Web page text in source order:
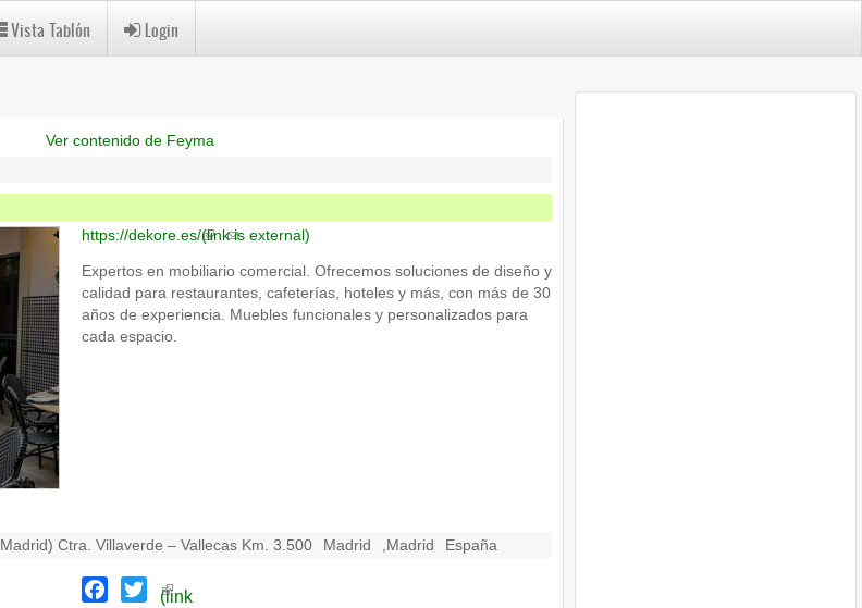
Vista Tablón Login
Ver contenido de Feyma
https://dekore.es/(link is external)
Expertos en mobiliario comercial. Ofrecemos soluciones de diseño y
calidad para restaurantes, cafeterías, hoteles y más, con más de 30
años de experiencia. Muebles funcionales y personalizados para
cada espacio.
Ctra. Villaverde – Vallecas Km. 3.500 Madrid Madrid España
Facebook
Twitter
(link